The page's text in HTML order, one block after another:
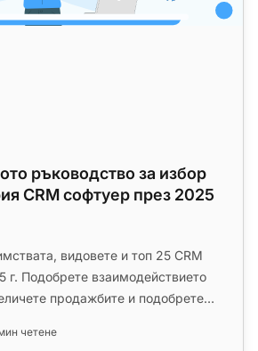
ръководство за избор
CRM софтуер през 2025
видовете и топ 25 CRM
г. Подобрете взаимодействието
продажбите и подобрете
четене